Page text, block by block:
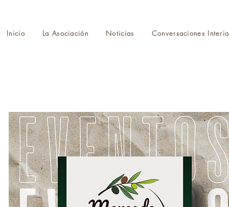
Inicio La Asociación Noticias Conversaciones